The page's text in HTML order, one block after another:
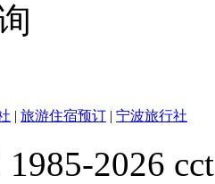
| 旅游住宿预订 | 宁波旅行社
2026